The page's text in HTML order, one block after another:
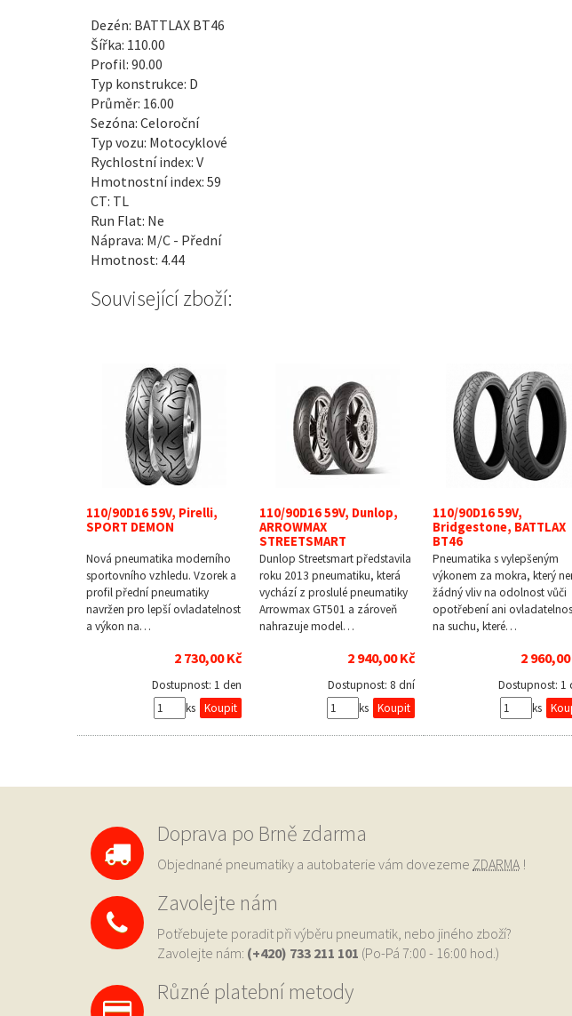
Dezén: BATTLAX BT46
Šířka: 110.00
Profil: 90.00
Typ konstrukce: D
Průměr: 16.00
Sezóna: Celoroční
Typ vozu: Motocyklové
Rychlostní index: V
Hmotnostní index: 59
CT: TL
Run Flat: Ne
Náprava: M/C - Přední
Hmotnost: 4.44
Související zboží:
110/90D16 59V, Pirelli,
SPORT DEMON
Nová pneumatika moderního
sportovního vzhledu. Vzorek a
profil přední pneumatiky
navržen pro lepší ovladatelnost
a výkon na…
2 730,00 Kč
Dostupnost: 1 den
ks
110/90D16 59V, Dunlop,
ARROWMAX
STREETSMART
Dunlop Streetsmart představila
roku 2013 pneumatiku, která
vychází z proslulé pneumatiky
Arrowmax GT501 a zároveň
nahrazuje model…
2 940,00 Kč
Dostupnost: 8 dní
ks
110/90D16 59V,
Bridgestone, BATTLAX
BT46
Pneumatika s vylepšeným
výkonem za mokra, který
žádný vliv na odolnost vůči
opotřebení ani
na suchu, které…
2
Dostupnost: 1
ks
Doprava po Brně zdarma
Objednané pneumatiky a autobaterie vám dovezeme ZDARMA !
Zavolejte nám
Potřebujete poradit při výběru pneumatik, nebo jiného zboží?
Zavolejte nám: (+420) 733 211 101 (Po-Pá 7:00 - 16:00 hod.)
Různé platební metody